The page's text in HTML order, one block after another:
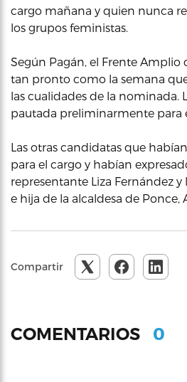
cargo mañana y quien nunca
los grupos feministas.
Según Pagán, el Frente Amplio
tan pronto como la semana
las cualidades de la nominada.
pautada preliminarmente para
Las otras candidatas que
para el cargo y habían
representante Liza Fernández y
e hija de la alcaldesa de Ponce,
Compartir
COMENTARIOS 0